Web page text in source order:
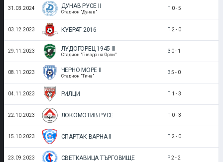
31.03.2024 ДУНАВ РУСЕ II
Стадион "Дунав"
П 0-5
03.12.2023 КУБРАТ 2016 П 2 - 0
29.11.2023 ЛУДОГОРЕЦ 1945 III
Стадион "Гнездо на Орли"
З 0- 1
08.11.2023 ЧЕРНО МОРЕ II
Стадион "Тича"
З 5 - 0
04.11.2023 РИЛЦИ П 1 -3
22.10.2023 ЛОКОМОТИВ РУСЕ П 0-3
15.10.2023 СПАРТАК ВАРНА II П 2 - 0
23.09.2023 СВЕТКАВИЦА ТЪРГОВИЩЕ Р2 -2